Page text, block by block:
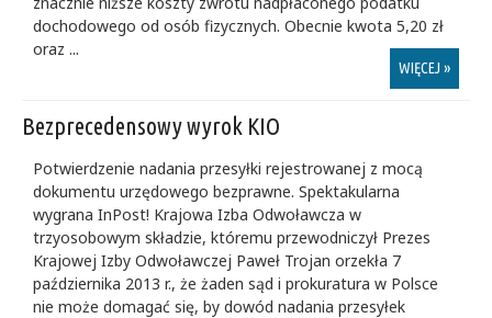
dochodowego od osób fizycznych. Obecnie kwota 5,20 zł
oraz ...
WIĘCEJ »
Bezprecedensowy wyrok KIO
Potwierdzenie nadania przesyłki rejestrowanej z mocą
dokumentu urzędowego bezprawne. Spektakularna
wygrana InPost! Krajowa Izba Odwoławcza w
trzyosobowym składzie, któremu przewodniczył Prezes
Krajowej Izby Odwoławczej Paweł Trojan orzekła 7
października 2013 r., że żaden sąd i prokuratura w Polsce
nie może domagać się, by dowód nadania przesyłek